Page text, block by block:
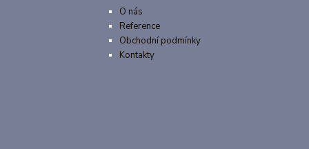
O nás
Reference
Obchodní podmínky
Kontakty